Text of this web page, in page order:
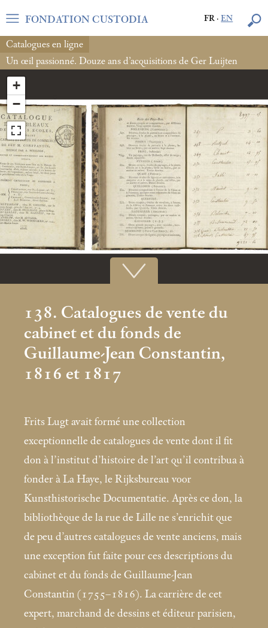
FR·EN
FONDATION CUSTODIA
Catalogues en ligne
Un œil passionné. Douze ans d’acquisitions de Ger Luijten
+
−
138. Catalogues de vente du
cabinet et du fonds de
Guillaume-Jean Constantin,
1816 et 1817
Frits Lugt avait formé une collection
exceptionnelle de catalogues de vente dont il fit
don à l’institut d’histoire de l’art qu’il contribua à
fonder à La Haye, le Rijksbureau voor
Kunsthistorische Documentatie. Après ce don, la
bibliothèque de la rue de Lille ne s’enrichit que
de peu d’autres catalogues de vente anciens, mais
une exception fut faite pour ces descriptions du
cabinet et du fonds de Guillaume-Jean
Constantin (1755–1816). La carrière de cet
expert, marchand de dessins et éditeur parisien,